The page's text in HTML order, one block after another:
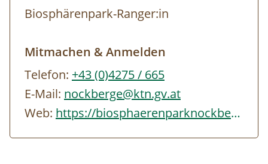
Biosphärenpark-Ranger:in
Mitmachen & Anmelden
Telefon: +43 (0)4275 / 665
E-Mail: nockberge@ktn.gv.at
Web:
https://biosphaerenparknockberge.at/tourenangebot